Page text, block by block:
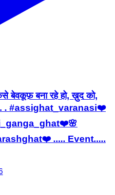
बेवकूफ़ बना रहे हो, ख़ुद को,
. . . #assighat_varanasi❤️
..... Event.....